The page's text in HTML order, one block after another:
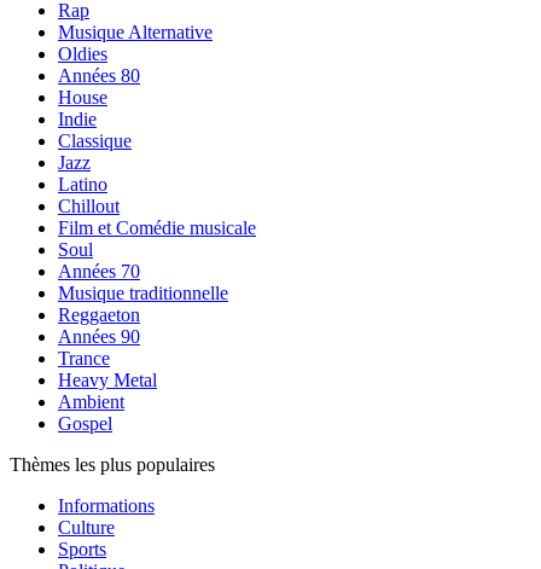
Rap
Musique Alternative
Oldies
Années 80
House
Indie
Classique
Jazz
Latino
Chillout
Film et Comédie musicale
Soul
Années 70
Musique traditionnelle
Reggaeton
Années 90
Trance
Heavy Metal
Ambient
Gospel
Thèmes les plus populaires
Informations
Culture
Sports